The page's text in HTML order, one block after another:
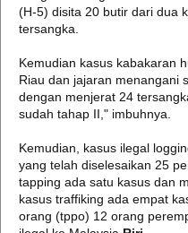
(H-5) disita 20 butir dari dua
tersangka.
Kemudian kasus kabakaran
Riau dan jajaran menangani
dengan menjerat 24
sudah tahap II," imbuhnya.
Kemudian, kasus ilegal
yang telah diselesaikan 25
tapping ada satu kasus dan
kasus traffiking ada empat
orang (tppo) 12 orang